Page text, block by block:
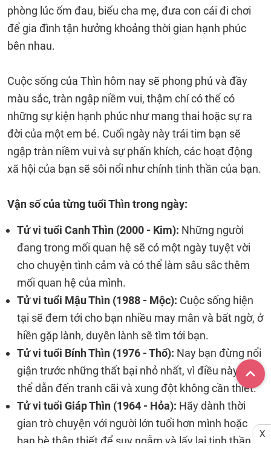
phòng lúc ốm đau, biếu cha mẹ, đưa con cái đi chơi
để gia đình tận hưởng khoảng thời gian hạnh phúc
bên nhau.
Cuộc sống của Thìn hôm nay sẽ phong phú và đầy
màu sắc, tràn ngập niềm vui, thậm chí có thể có
những sự kiện hạnh phúc như mang thai hoặc sự ra
đời của một em bé. Cuối ngày này trái tim bạn sẽ
ngập tràn niềm vui và sự phấn khích, các hoạt động
xã hội của bạn sẽ sôi nổi như chính tinh thần của bạn.
Vận số của từng tuổi Thìn trong ngày:
Tử vi tuổi Canh Thìn (2000 - Kim): Những người
đang trong mối quan hệ sẽ có một ngày tuyệt vời
cho chuyện tình cảm và có thể làm sâu sắc thêm
mối quan hệ của mình.
Tử vi tuổi Mậu Thìn (1988 - Mộc): Cuộc sống hiện
tại sẽ đem tới cho bạn nhiều may mắn và bất ngờ, ở
hiền gặp lành, duyên lành sẽ tìm tới bạn.
Tử vi tuổi Bính Thìn (1976 - Thổ): Nay bạn đừng nổi
giận trước những thất bại nhỏ nhất, vì điều này có
thể dẫn đến tranh cãi và xung đột không cần thiết.
Tử vi tuổi Giáp Thìn (1964 - Hỏa): Hãy dành thời
gian trò chuyện với người lớn tuổi hơn mình hoặc
bạn bè thân thiết để suy ngẫm và lấy lại tinh thần.
X